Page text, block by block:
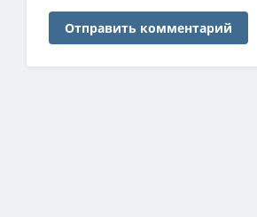
Отправить комментарий